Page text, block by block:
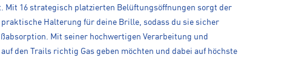
16 strategisch platzierten Belüftungsöffnungen sorgt der
Halterung für deine Brille, sodass du sie sicher
Mit seiner hochwertigen Verarbeitung und
den Trails richtig Gas geben möchten und dabei auf höchste